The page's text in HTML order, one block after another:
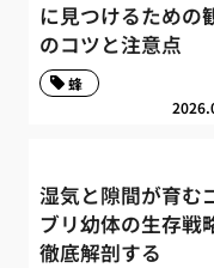
に見つけるための
のコツと注意点
蜂
湿気と隙間が育む
ブリ幼体の生存戦
徹底解剖する